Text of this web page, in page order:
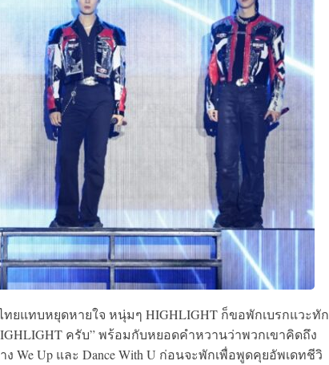
ยแทบหยุดหายใจ หนุ่มๆ HIGHLIGHT ก็ขอพักเบรกแวะทัก
ครับ” พร้อมกับหยอดคำหวานว่าพวกเขาคิดถึง
Up และ Dance With U ก่อนจะพักเพื่อพูดคุยอัพเดทชีวิ